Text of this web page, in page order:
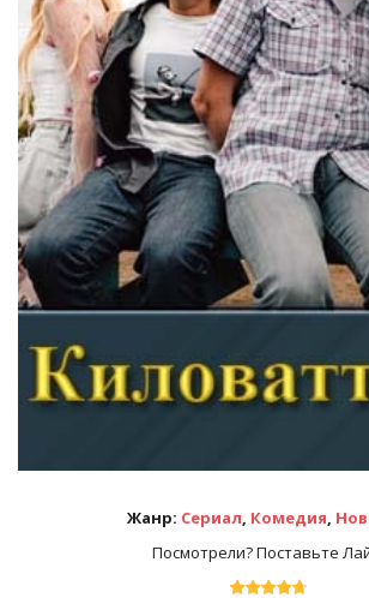
Жанр: Сериал, Комедия,
Посмотрели? Поставьте